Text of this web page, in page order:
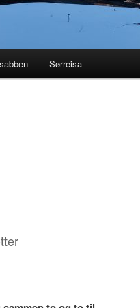
Sørreisa